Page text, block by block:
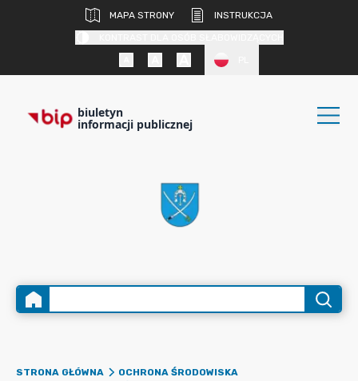
MAPA STRONY
INSTRUKCJA
biuletyn
informacji publicznej
STRONA GŁÓWNA
OCHRONA ŚRODOWISKA